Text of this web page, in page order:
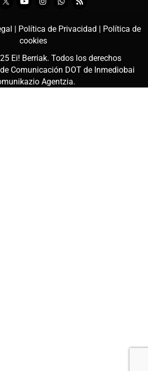
| Política de Privacidad | Política de
cookies
Ei! Berriak. Todos los derechos
Comunicación DOT de Inmediobai
Agentzia.